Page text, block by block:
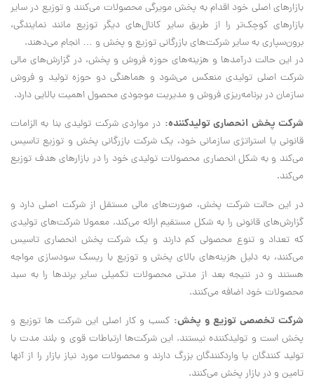
بازارهای اصلی خود اقدام به پخش مویرگی محصولات می‌کنند و توزیع در سایر
بازارهای کوچک‌تر را از طریق سایر کانال‌های دیگر توزیع مانند نمایندگی،
برون‌سپاری به سایر شرکت‌های بازرگانی توزیع و پخش و … انجام می‌دهند.
در این حالت درآمدها و هزینه‌های حوزه فروش و پخش، در گزارش‌های مالی
شرکت اصلی تولیدی منعکس می‌شود و هماهنگی دو حوزه تولید و فروش
سازمان در برنامه‌ریزی فروش و مدیریت موجودی محصول اهمیت بالایی دارد.
شرکت پخش انحصاری تولیدکننده: در مواردی شرکت تولیدی بنا به الزامات
قانونی یا استراتژی سازمانی خود، یک شرکت بازرگانی پخش و توزیع تاسیس
می‌کند و به شکل انحصاری محصولات تولیدی خود را در بازارهای هدف توزیع
می‌کند.
در این حالت شرکت پخش، صورت‌های مالی مستقل از شرکت اصلی دارد و
گزارش‌های قانونی را به شکل مستقیم ارائه می‌کند. معمولا شرکت‌های تولیدی
که تعداد و تنوع محصولی کم دارند و یک شرکت پخش انحصاری تاسیس
می‌کنند، به دلیل هزینه‌های بالای پخش و توزیع با ریسک سودسازی مواجه
هستند و در نتیجه بعد از مدتی محصولات تکمیلی سایر برندها را به سبد
محصولات خود اضافه می‌کنند.
شرکت تخصصی توزیع و پخش: کسب و کار اصلی این شرکت ها توزیع و
پخش است و تولیدکننده نیستند. این شرکت‌ها ارتباطات قوی و بلند مدت با
تولید کنندگان یا واردکنندگان بزرگ دارند و محصولات مورد نیاز بازار را از آنها
تامین و در بازار پخش می‌کنند.